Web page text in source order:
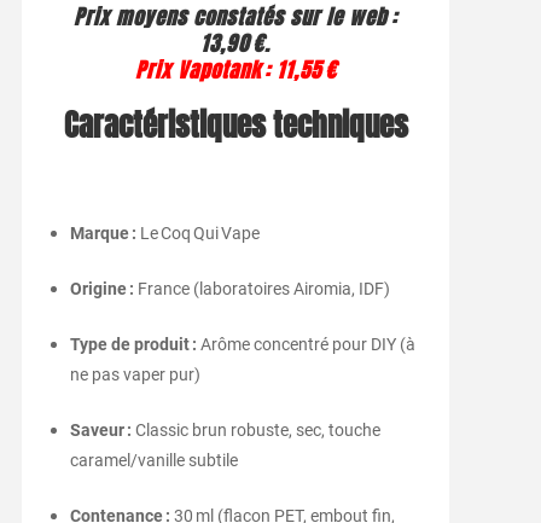
Prix moyens constatés sur le web :
13,90 €.
Prix Vapotank : 11,55 €
Caractéristiques techniques
Marque : Le Coq Qui Vape
Origine : France (laboratoires Airomia, IDF)
Type de produit : Arôme concentré pour DIY (à
ne pas vaper pur)
Saveur : Classic brun robuste, sec, touche
caramel/vanille subtile
Contenance : 30 ml (flacon PET, embout fin,